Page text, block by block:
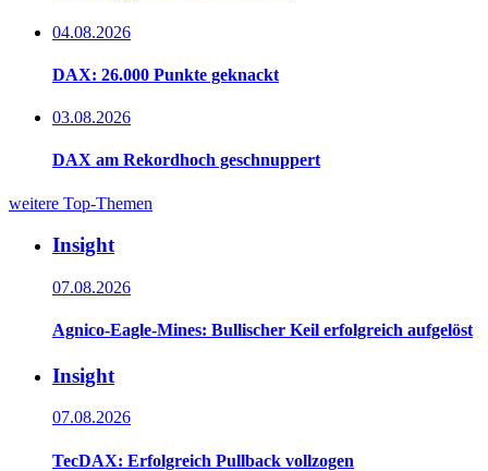
04.08.2026
DAX: 26.000 Punkte geknackt
03.08.2026
DAX am Rekordhoch geschnuppert
weitere Top-Themen
Insight
07.08.2026
Agnico-Eagle-Mines: Bullischer Keil erfolgreich aufgelöst
Insight
07.08.2026
TecDAX: Erfolgreich Pullback vollzogen